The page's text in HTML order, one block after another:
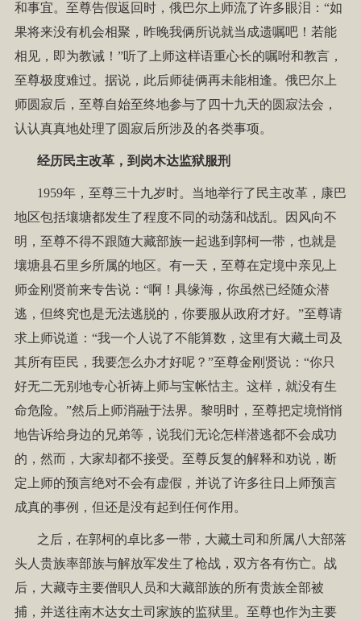
和事宜。至尊告假返回时，俄巴尔上师流了许多眼泪：“如
果将来没有机会相聚，昨晚我俩所说就当成遗嘱吧！若能
相见，即为教诫！”听了上师这样语重心长的嘱咐和教言，
至尊极度难过。据说，此后师徒俩再未能相逢。俄巴尔上
师圆寂后，至尊自始至终地参与了四十九天的圆寂法会，
认认真真地处理了圆寂后所涉及的各类事项。
经历民主改革，到岗木达监狱服刑
1959年，至尊三十九岁时。当地举行了民主改革，康巴
地区包括壤塘都发生了程度不同的动荡和战乱。因风向不
明，至尊不得不跟随大藏部族一起逃到郭柯一带，也就是
壤塘县石里乡所属的地区。有一天，至尊在定境中亲见上
师金刚贤前来专吿说：“啊！具缘海，你虽然已经随众潜
逃，但终究也是无法逃脱的，你要服从政府才好。”至尊请
求上师说道：“我一个人说了不能算数，这里有大藏土司及
其所有臣民，我要怎么办才好呢？”至尊金刚贤说：“你只
好无二无别地专心祈祷上师与宝帐怙主。这样，就没有生
命危险。”然后上师消融于法界。黎明时，至尊把定境悄悄
地告诉给身边的兄弟等，说我们无论怎样潜逃都不会成功
的，然而，大家却都不接受。至尊反复的解释和劝说，断
定上师的预言绝对不会有虚假，并说了许多往日上师预言
成真的事例，但还是没有起到任何作用。
之后，在郭柯的卓比多一带，大藏土司和所属八大部落
头人贵族率部族与解放军发生了枪战，双方各有伤亡。战
后，大藏寺主要僧职人员和大藏部族的所有贵族全部被
捕，并送往南木达女土司家族的监狱里。至尊也作为主要